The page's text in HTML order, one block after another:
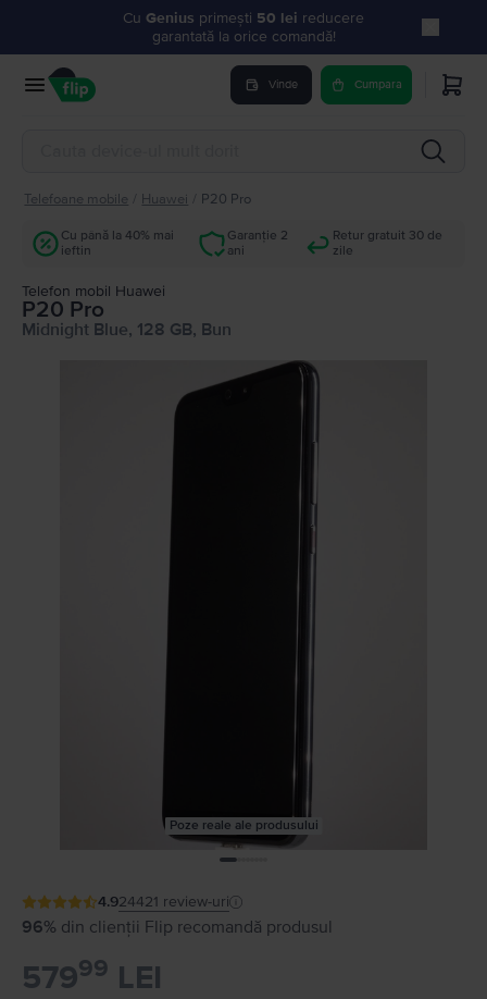
Cu Genius primești 50 lei reducere
garantată la orice comandă!
Vinde Cumpara
Telefoane mobile Huawei P20 Pro
Cu până la 40% mai
ieftin
Garanție 2
ani
Retur gratuit 30 de
zile
Telefon mobil Huawei
P20 Pro
Midnight Blue, 128 GB, Bun
Poze reale ale produsului
4.924421 review-uri
96% din clienții Flip recomandă produsul
57999 LEI